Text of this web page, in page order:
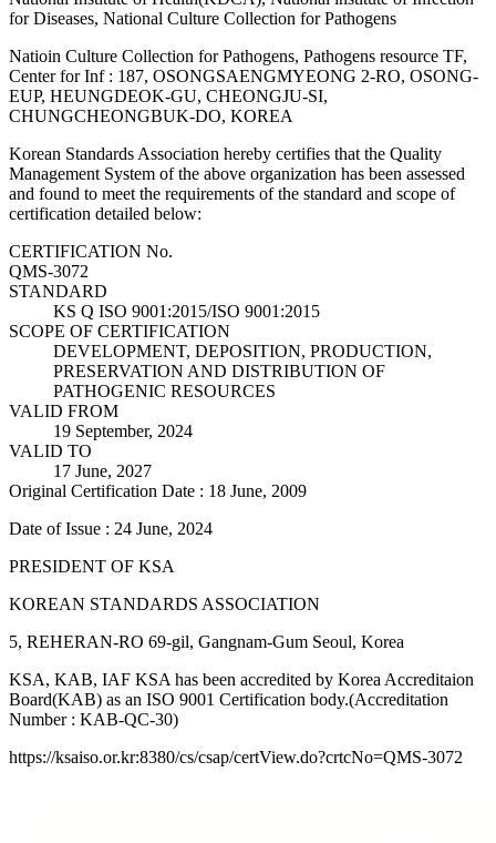
for Diseases, National Culture Collection for Pathogens
Natioin Culture Collection for Pathogens, Pathogens resource TF,
Center for Inf : 187, OSONGSAENGMYEONG 2-RO, OSONG-
EUP, HEUNGDEOK-GU, CHEONGJU-SI,
CHUNGCHEONGBUK-DO, KOREA
Korean Standards Association hereby certifies that the Quality
Management System of the above organization has been assessed
and found to meet the requirements of the standard and scope of
certification detailed below:
CERTIFICATION No.
QMS-3072
STANDARD
KS Q ISO 9001:2015/ISO 9001:2015
SCOPE OF CERTIFICATION
DEVELOPMENT, DEPOSITION, PRODUCTION,
PRESERVATION AND DISTRIBUTION OF
PATHOGENIC RESOURCES
VALID FROM
19 September, 2024
VALID TO
17 June, 2027
Original Certification Date : 18 June, 2009
Date of Issue : 24 June, 2024
PRESIDENT OF KSA
KOREAN STANDARDS ASSOCIATION
5, REHERAN-RO 69-gil, Gangnam-Gum Seoul, Korea
KSA, KAB, IAF KSA has been accredited by Korea Accreditaion
Board(KAB) as an ISO 9001 Certification body.(Accreditation
Number : KAB-QC-30)
https://ksaiso.or.kr:8380/cs/csap/certView.do?crtcNo=QMS-3072